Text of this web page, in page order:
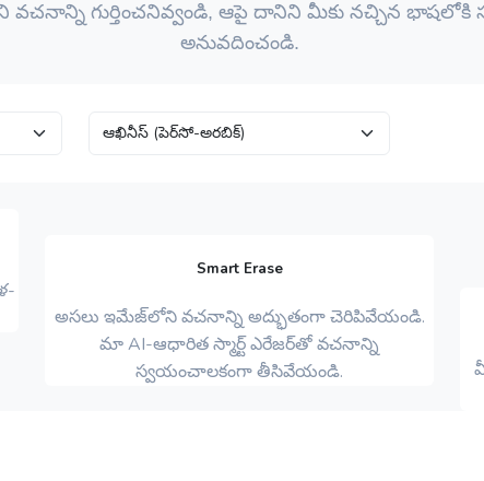
వచనాన్ని గుర్తించనివ్వండి, ఆపై దానిని మీకు నచ్చిన భాషలోకి
అనువదించండి.
Smart Erase
అసలు ఇమేజ్‌లోని వచనాన్ని అద్భుతంగా చెరిపివేయండి.
మా AI-ఆధారిత స్మార్ట్ ఎరేజర్‌తో వచనాన్ని
స్వయంచాలకంగా తీసివేయండి.